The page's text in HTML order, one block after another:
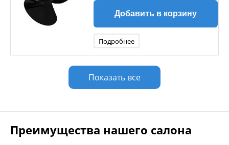
Добавить в корзину
Подробнее
Показать все
Преимущества нашего салона